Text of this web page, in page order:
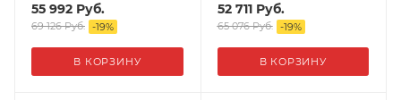
55 992 Руб.
69 126Руб. -19%
В КОРЗИНУ
52 711Руб.
65 076Руб. -19%
В КОРЗИНУ